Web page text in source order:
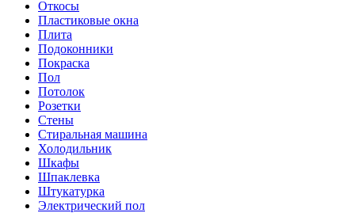
Откосы
Пластиковые окна
Плита
Подоконники
Покраска
Пол
Потолок
Розетки
Стены
Стиральная машина
Холодильник
Шкафы
Шпаклевка
Штукатурка
Электрический пол